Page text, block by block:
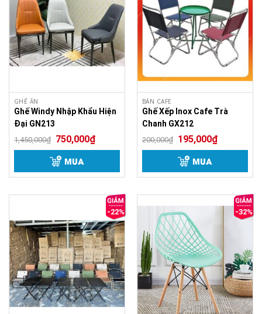
GHẾ ĂN
Ghế Windy Nhập Khẩu Hiện
Đại GN213
1,450,000₫ 750,000₫
MUA
BÀN CAFE
Ghế Xếp Inox Cafe Trà
Chanh GX212
200,000₫ 195,000₫
MUA
-22% -32%